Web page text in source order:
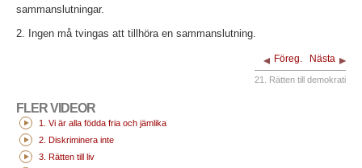
sammanslutningar.
2. Ingen må tvingas att tillhöra en sammanslutning.
Föreg. Nästa
21. Rätten till demokrati
FLER VIDEOR
1. Vi är alla födda fria och jämlika
2. Diskriminera inte
3. Rätten till liv